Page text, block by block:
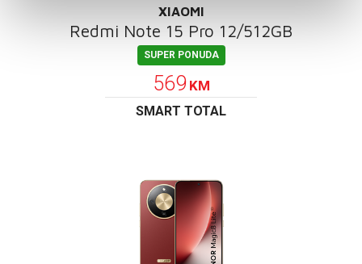
XIAOMI
Redmi Note 15 Pro 12/512GB
SUPER PONUDA
569 KM
SMART TOTAL